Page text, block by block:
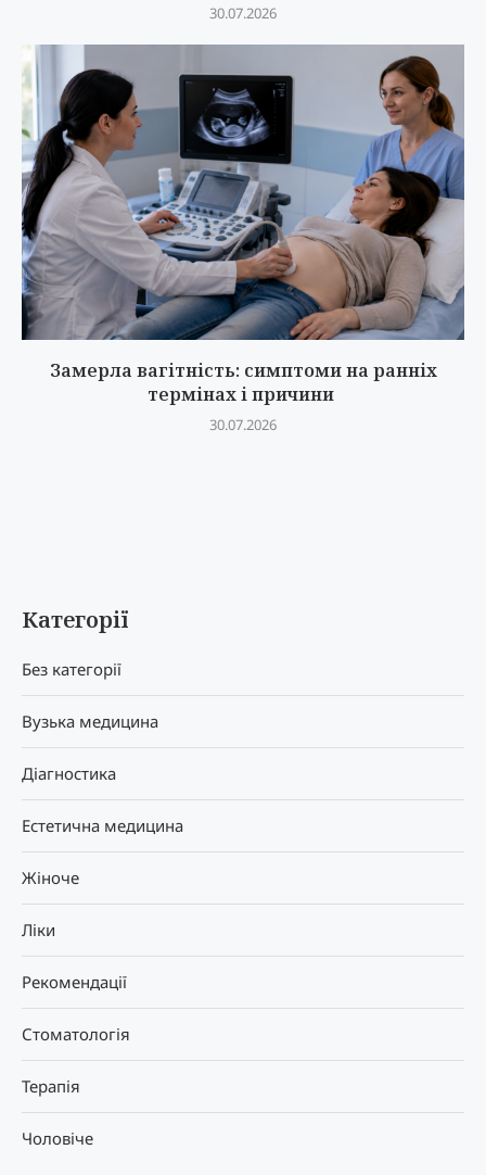
30.07.2026
Замерла вагітність: симптоми на ранніх
термінах і причини
30.07.2026
Категорії
Без категорії
Вузька медицина
Діагностика
Естетична медицина
Жіноче
Ліки
Рекомендації
Стоматологія
Терапія
Чоловіче